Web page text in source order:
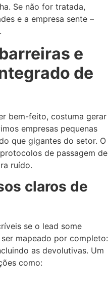
Se não for tratada,
e a empresa sente –
e
de
bem-feito, costuma gerar
empresas pequenas
que gigantes do setor. O
de passagem de
ruído.
claros de
se o lead some
mapeado por completo:
as devolutivas. Um
como: